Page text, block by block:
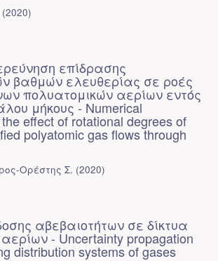
(2020)
επίδρασης
βαθμών ελευθερίας σε ροές
πολυατομικών αερίων εντός
μήκους - Numerical
effect of rotational degrees of
polyatomic gas flows through
Ορέστης Σ. (2020)
αβεβαιοτήτων σε δίκτυα
- Uncertainty propagation
distribution systems of gases